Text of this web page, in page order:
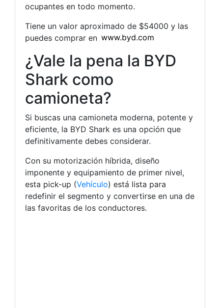
ocupantes en todo momento.
Tiene un valor aproximado de $54000 y las
puedes comprar en www.byd.com
¿Vale la pena la BYD
Shark como
camioneta?
Si buscas una camioneta moderna, potente y
eficiente, la BYD Shark es una opción que
definitivamente debes considerar.
Con su motorización híbrida, diseño
imponente y equipamiento de primer nivel,
esta pick-up (Vehículo) está lista para
redefinir el segmento y convertirse en una de
las favoritas de los conductores.